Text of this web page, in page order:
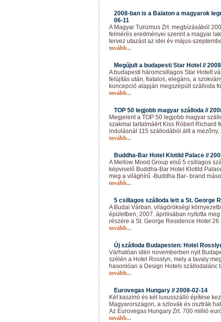
2008-ban is a Balaton a magyarok
06-11
A Magyar Turizmus Zrt. megbízásából
felmérés eredményei szerint a magyar
tervez utazást az idei év május-
tovább...
Megújult a budapesti Star Hotel //
A budapesti háromcsillagos Star Hotelt
felújítás után, fiatalos, elegáns, a
koncepció alapján megszépült szálloda
tovább...
TOP 50 legjobb magyar szálloda //
Megjelent a TOP 50 legjobb magyar
szakmai tartalmáért Kiss Róbert Richard
indulásnál 115 szállodából állt a mezőny,
tovább...
Buddha-Bar Hotel Klotild Palace //
A Mellow Mood Group első 5 csillagos
képviselő Buddha-Bar Hotel Klotild
meg a világhírű -Buddha Bar- brand
tovább...
5 csillagos szálloda lett a St. George
A Budai Várban, világörökségi
épületben, 2007. áprilisában nyitotta
részére a St. George Residence Hotel
tovább...
Új szálloda Budapesten: Hotel
Várhatóan idén novemberben nyit
szélén a Hotel Rosslyn, mely a tavaly
hasonlóan a Design Hotels szállodalánc
tovább...
Eurovegas Hungary //2008-02-14
Két kaszinó és két luxusszálló építése
Magyarországon, a szlovák és osztrák
Az Eurovegas Hungary Zrt. 700 millió
tovább...